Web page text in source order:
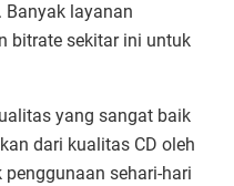
layanan
bitrate sekitar ini untuk
yang sangat baik
dari kualitas CD oleh
sehari-hari